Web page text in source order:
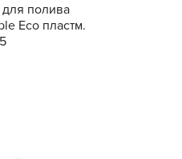
полива
Eco пластм.